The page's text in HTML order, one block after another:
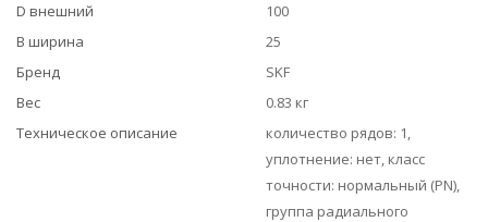
D внешний
100
B ширина
25
Бренд
SKF
Вес
0.83 кг
Техническое описание
количество рядов: 1,
уплотнение: нет, класс
точности: нормальный (PN),
группа радиального